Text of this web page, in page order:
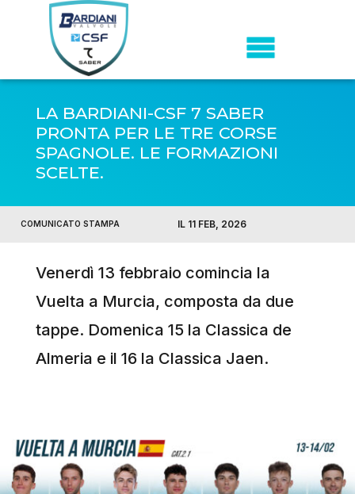
LA BARDIANI-CSF 7 SABER
PRONTA PER LE TRE CORSE
SPAGNOLE. LE FORMAZIONI
SCELTE.
COMUNICATO STAMPA IL 11 FEB, 2026
Venerdì 13 febbraio comincia la
Vuelta a Murcia, composta da due
tappe. Domenica 15 la Classica de
Almeria e il 16 la Classica Jaen.